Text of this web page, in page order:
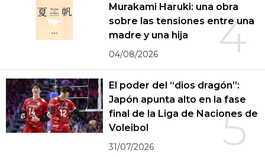
4
Murakami Haruki: una obra
sobre las tensiones entre una
madre y una hija
04/08/2026
5
El poder del “dios dragón”:
Japón apunta alto en la fase
final de la Liga de Naciones de
Voleibol
31/07/2026